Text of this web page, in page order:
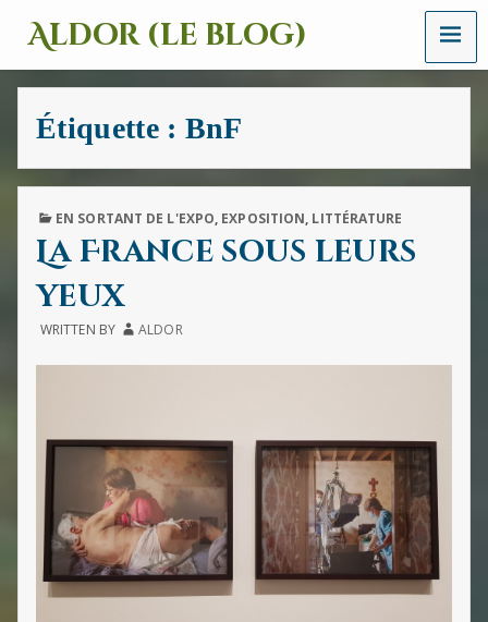
Aldor (le blog)
Un
site
avec
des
des
images
et
sons
MENU
Étiquette : BnF
PUBLISHED
EN SORTANT DE L'EXPO, EXPOSITION, LITTÉRATURE
La France sous leurs
yeux
WRITTEN BY ALDOR